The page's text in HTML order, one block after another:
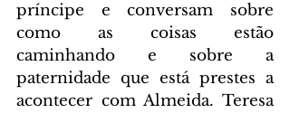
príncipe e conversam sobre
como as coisas estão
caminhando e sobre a
paternidade que está prestes a
acontecer com Almeida. Teresa